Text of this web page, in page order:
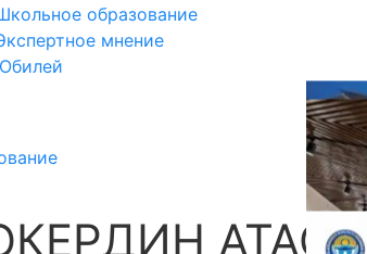
образование
мнение
АТАСЫ